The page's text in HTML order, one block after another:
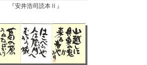
『安井浩司読本Ⅱ』